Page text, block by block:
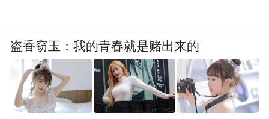
盗香窃玉：我的青春就是赌出来的